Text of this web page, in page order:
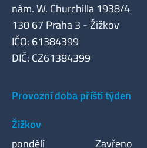
nám. W. Churchilla 1938/4
130 67 Praha 3 - Žižkov
IČO: 61384399
DIČ: CZ61384399
Provozní doba příští týden
Žižkov
pondělí
Zavřeno